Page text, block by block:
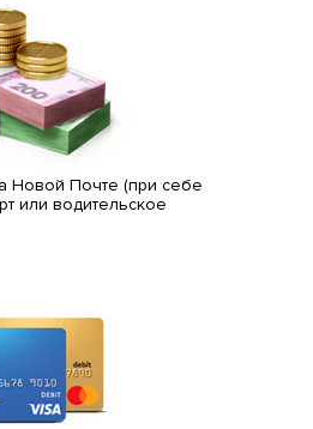
Новой Почте (при себе
или водительское